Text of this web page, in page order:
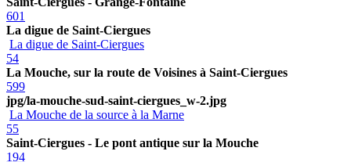
601
La digue de Saint-Ciergues
La digue de Saint-Ciergues
54
La Mouche, sur la route de Voisines à Saint-Ciergues
599
jpg/la-mouche-sud-saint-ciergues_w-2.jpg
La Mouche de la source à la Marne
55
Saint-Ciergues - Le pont antique sur la Mouche
194